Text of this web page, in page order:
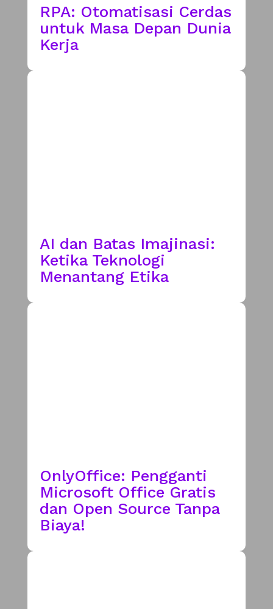
RPA: Otomatisasi Cerdas
untuk Masa Depan Dunia
Kerja
AI dan Batas Imajinasi:
Ketika Teknologi
Menantang Etika
OnlyOffice: Pengganti
Microsoft Office Gratis
dan Open Source Tanpa
Biaya!